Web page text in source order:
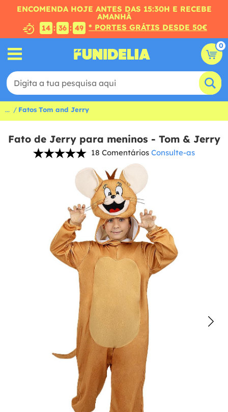
ENCOMENDA HOJE ANTES DAS 15:30H E RECEBE
AMANHÃ
14 : 36 : 48 * PORTES GRÁTIS DESDE 50€
0
... Fatos Tom and Jerry
Fato de Jerry para meninos - Tom & Jerry
18 Comentários Consulte-as